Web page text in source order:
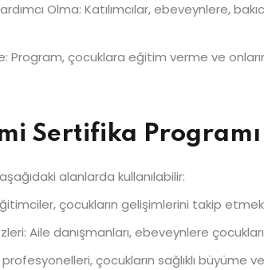
Olma: Katılımcılar, ebeveynlere,
Program, çocuklara eğitim verme ve
Sertifika
alanlarda kullanılabilir:
çocukların gelişimlerini takip
Aile danışmanları, ebeveynlere
profesyonelleri, çocukların sağlıklı